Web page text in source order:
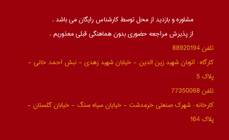
. مشاوره و بازدید از محل توسط کارشناس رایگان می باشد
. از پذیرش مراجعه حضوری بدون هماهنگی قبلی معذوریم
تلفن 88920194
کارگاه : اتوبان شهید زین الدین - خیابان شهید زهدی - نبش احمد خانی -
پلاک 5
تلفن 77350068
کارخانه : شهرک صنعتی خرمدشت - خیایان سیاه سنگ - خیابان گلستان -
پلاک 164